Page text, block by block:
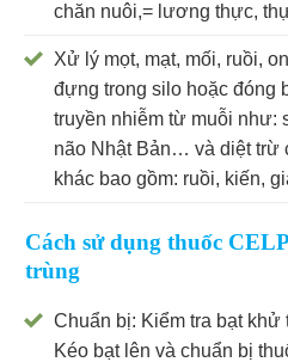
chăn nuôi,= lương thực,
Xử lý mọt, mạt, mối, ruồi,
đựng trong silo hoặc đóng
truyền nhiễm từ muỗi như:
não Nhật Bản… và diệt trừ
khác bao gồm: ruồi, kiến,
Cách sử dụng thuốc
trùng
Chuẩn bị: Kiểm tra bạt khử
Kéo bạt lên và chuẩn bị